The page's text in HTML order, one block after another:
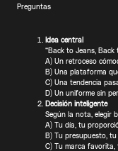
Preguntas
Idea central
“Back to Jeans,
A) Un retroceso
B) Una plataforma
C) Una tendencia
D) Un uniforme sin
Decisión inteligente
Según la nota, elegir
A) Tu día, tu
B) Tu presupuesto,
C) Tu marca